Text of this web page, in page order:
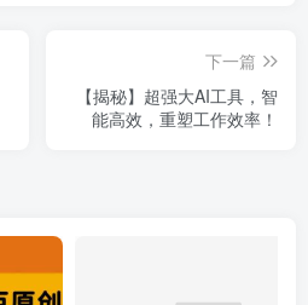
下一篇
【揭秘】超强大AI工具，智
能高效，重塑工作效率！